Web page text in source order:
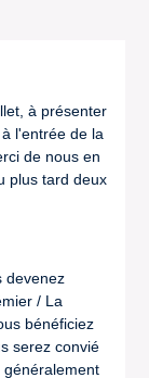
à présenter
l'entrée de la
de nous en
plus tard deux
devenez
/ La
bénéficiez
serez convié
généralement